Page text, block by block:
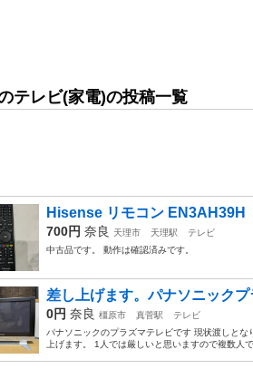
テレビ(家電)の投稿一覧
Hisense リモコン EN3AH39H
700円 奈良 天理市 天理駅
テレビ
中古品です。 動作は確認済みです。
差し上げます。パナソニック
0円 奈良 橿原市 真菅駅
テレビ
パナソニックのプラズマテレビです 現状渡しと
上げます。 1人では厳しいと思いますので複数人